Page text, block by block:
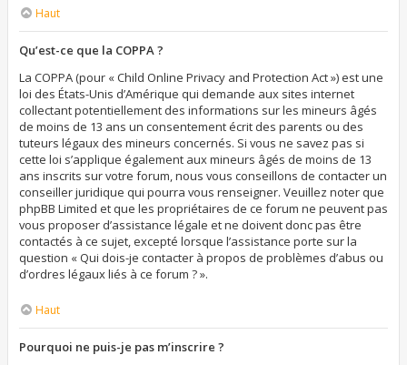
Haut
Qu’est-ce que la COPPA ?
La COPPA (pour « Child Online Privacy and Protection Act ») est une
loi des États-Unis d’Amérique qui demande aux sites internet
collectant potentiellement des informations sur les mineurs âgés
de moins de 13 ans un consentement écrit des parents ou des
tuteurs légaux des mineurs concernés. Si vous ne savez pas si
cette loi s’applique également aux mineurs âgés de moins de 13
ans inscrits sur votre forum, nous vous conseillons de contacter un
conseiller juridique qui pourra vous renseigner. Veuillez noter que
phpBB Limited et que les propriétaires de ce forum ne peuvent pas
vous proposer d’assistance légale et ne doivent donc pas être
contactés à ce sujet, excepté lorsque l’assistance porte sur la
question « Qui dois-je contacter à propos de problèmes d’abus ou
d’ordres légaux liés à ce forum ? ».
Haut
Pourquoi ne puis-je pas m’inscrire ?